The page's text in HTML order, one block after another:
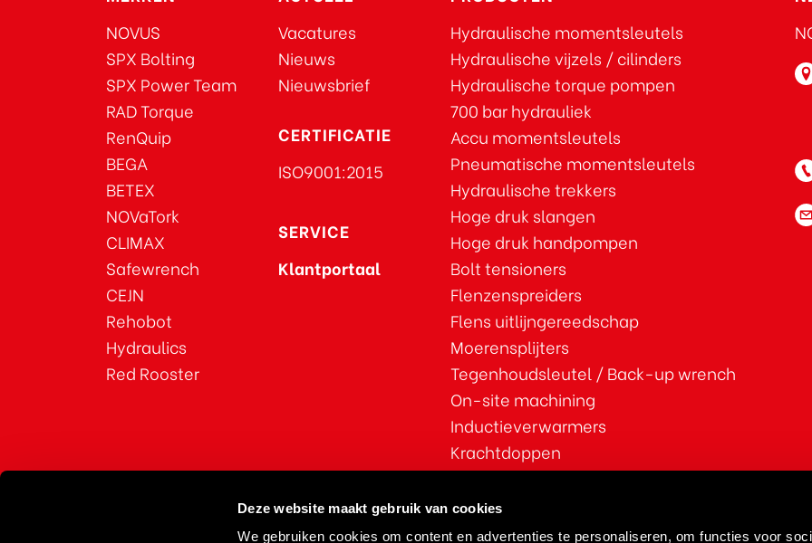
Deze website maakt gebruik van cookies
We gebruiken cookies om content en advertenties te personaliseren, om functies voor
NOVUS
SPX Bolting
SPX Power Team
RAD Torque
RenQuip
BEGA
BETEX
NOVaTork
CLIMAX
Safewrench
CEJN
Rehobot
Hydraulics
Red Rooster
Vacatures
Nieuws
Nieuwsbrief
CERTIFICATIE
ISO9001:2015
SERVICE
Klantportaal
Hydraulische momentsleutels
Hydraulische vijzels / cilinders
Hydraulische torque pompen
700 bar hydrauliek
Accu momentsleutels
Pneumatische momentsleutels
Hydraulische trekkers
Hoge druk slangen
Hoge druk handpompen
Bolt tensioners
Flenzenspreiders
Flens uitlijngereedschap
Moerensplijters
Tegenhoudsleutel / Back-up wrench
On-site machining
Inductieverwarmers
Krachtdoppen
ATEX
Vulplaten
Lager montage sets